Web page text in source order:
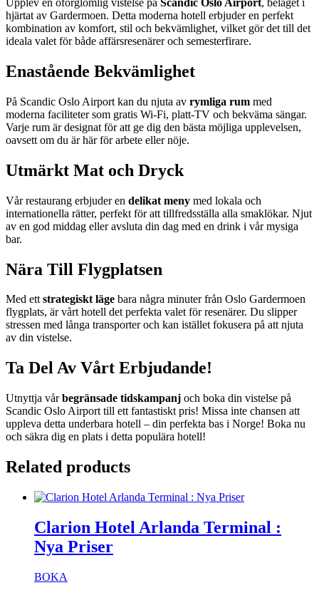
Upplev en oförglömlig vistelse på Scandic Oslo Airport, beläget i
hjärtat av Gardermoen. Detta moderna hotell erbjuder en perfekt
kombination av komfort, stil och bekvämlighet, vilket gör det till det
ideala valet för både affärsresenärer och semesterfirare.
Enastående Bekvämlighet
På Scandic Oslo Airport kan du njuta av rymliga rum med
moderna faciliteter som gratis Wi-Fi, platt-TV och bekväma sängar.
Varje rum är designat för att ge dig den bästa möjliga upplevelsen,
oavsett om du är här för arbete eller nöje.
Utmärkt Mat och Dryck
Vår restaurang erbjuder en delikat meny med lokala och
internationella rätter, perfekt för att tillfredsställa alla smaklökar. Njut
av en god middag eller avsluta din dag med en drink i vår mysiga
bar.
Nära Till Flygplatsen
Med ettstrategiskt läge bara några minuter från Oslo Gardermoen
flygplats, är vårt hotell det perfekta valet för resenärer. Du slipper
stressen med långa transporter och kan istället fokusera på att njuta
av din vistelse.
Ta Del Av Vårt Erbjudande!
Utnyttja vårbegränsade tidskampanj och boka din vistelse på
Scandic Oslo Airport till ett fantastiskt pris! Missa inte chansen att
uppleva detta underbara hotell – din perfekta bas i Norge! Boka nu
och säkra dig en plats i detta populära hotell!
Related products
Clarion Hotel Arlanda Terminal :
Nya Priser
BOKA